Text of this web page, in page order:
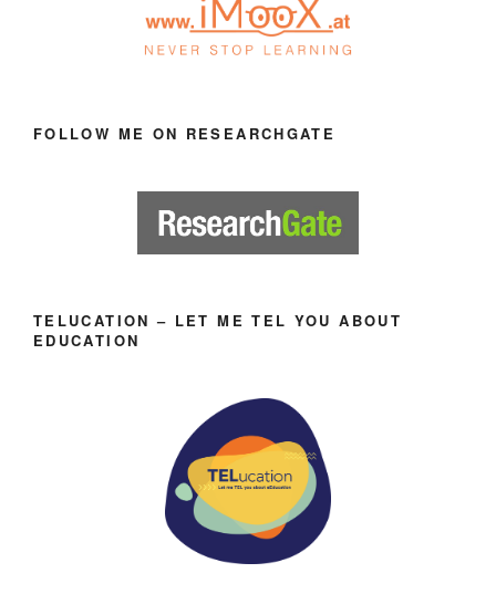
FOLLOW ME ON RESEARCHGATE
TELUCATION – LET ME TEL YOU ABOUT
EDUCATION